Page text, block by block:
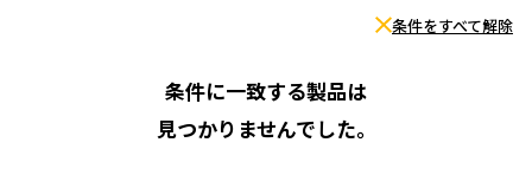
条件をすべて解除
条件に一致する製品は
見つかりませんでした。